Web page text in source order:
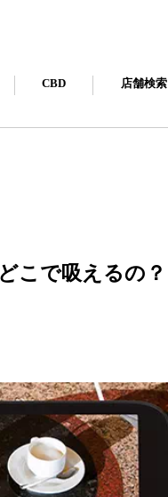
CBD 店舗検索
こで吸えるの？